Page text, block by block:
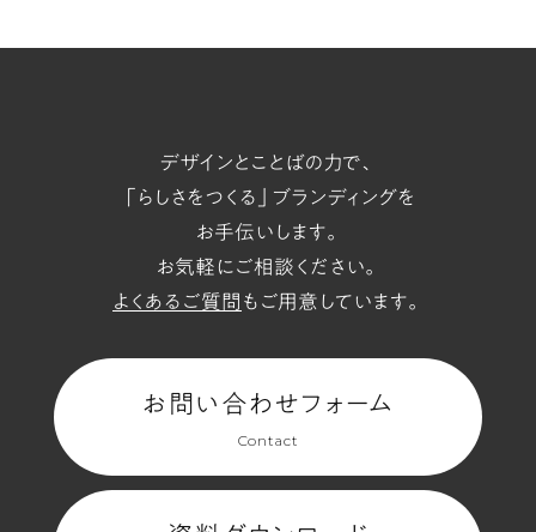
デザインとことばの力で、
「らしさをつくる」ブランディングを
お手伝いします。
お気軽にご相談ください。
よくあるご質問 もご用意しています。
お問い合わせフォーム
Contact